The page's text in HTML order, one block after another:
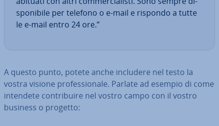
spo­ni­bi­le per telefono o e-mail e rispondo a tutte
le e-mail entro 24 ore.”
A questo punto, potete anche includere nel testo la
vostra visione pro­fes­sio­na­le. Parlate ad esempio di come
intendete con­tri­bui­re nel vostro campo con il vostro
business o progetto: